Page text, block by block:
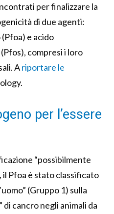
per finalizzare la
di due agenti:
e acido
compresi i loro
Ariportare le
per l’essere
“possibilmente
il Pfoa è stato classificato
(Gruppo 1) sulla
cancro negli animali da